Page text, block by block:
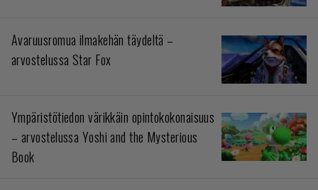
Avaruusromua ilmakehän täydeltä –
arvostelussa Star Fox
Ympäristötiedon värikkäin opintokokonaisuus
– arvostelussa Yoshi and the Mysterious
Book